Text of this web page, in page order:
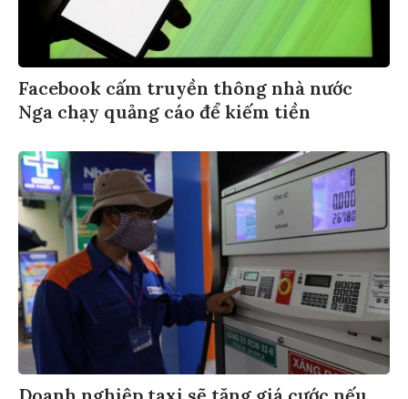
Facebook cấm truyền thông nhà nước
Nga chạy quảng cáo để kiếm tiền
Doanh nghiệp taxi sẽ tăng giá cước nếu